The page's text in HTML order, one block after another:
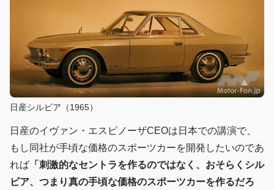
日産シルビア（1965）
日産のイヴァン・エスピノーザCEOは日本での講演で、
もし同社が手頃な価格のスポーツカーを開発したいのであ
れば 「刺激的なセントラを作るのではなく、おそらくシル
ビア、つまり真の手頃な価格のスポーツカーを作るだろ